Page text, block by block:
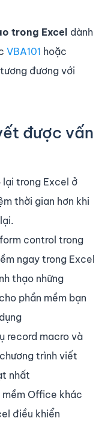
trong Excel dành
VBA101 hoặc
đương với
được vấn
trong Excel ở
thời gian hơn khi
control trong
ngay trong Excel
thạo những
phần mềm bạn
record macro và
trình viết
nhất
Office khác
điều khiển